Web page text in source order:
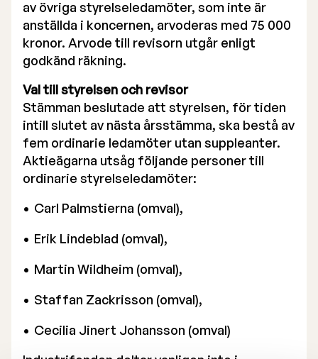
av övriga styrelseledamöter, som inte är
anställda i koncernen, arvoderas med 75 000
kronor. Arvode till revisorn utgår enligt
godkänd räkning.
Val till styrelsen och revisor
Stämman beslutade att styrelsen, för tiden
intill slutet av nästa årsstämma, ska bestå av
fem ordinarie ledamöter utan suppleanter.
Aktieägarna utsåg följande personer till
ordinarie styrelseledamöter:
Carl Palmstierna (omval),
Erik Lindeblad (omval),
Martin Wildheim (omval),
Staffan Zackrisson (omval),
Cecilia Jinert Johansson (omval)